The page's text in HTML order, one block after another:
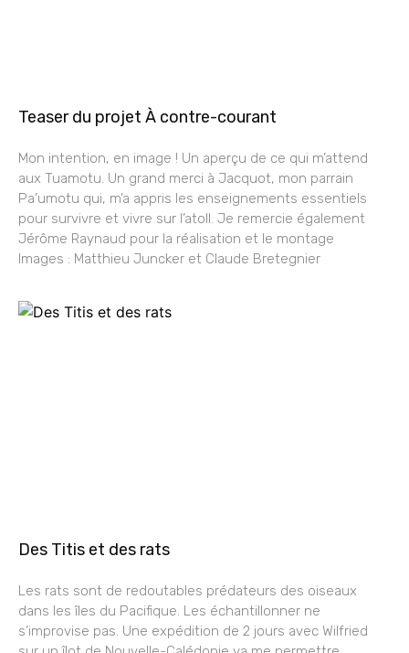
Teaser du projet À contre-courant
Mon intention, en image ! Un aperçu de ce qui m’attend
aux Tuamotu. Un grand merci à Jacquot, mon parrain
Pa’umotu qui, m’a appris les enseignements essentiels
pour survivre et vivre sur l’atoll. Je remercie également
Jérôme Raynaud pour la réalisation et le montage
Images : Matthieu Juncker et Claude Bretegnier
Des Titis et des rats
Les rats sont de redoutables prédateurs des oiseaux
dans les îles du Pacifique. Les échantillonner ne
s’improvise pas. Une expédition de 2 jours avec Wilfried